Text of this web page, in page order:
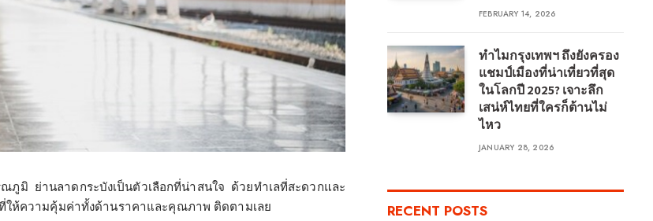
ภูมิ ย่านลาดกระบังเป็นตัวเลือกที่น่าสนใจ ด้วยทำเลที่สะดวกและ
ให้ความคุ้มค่าทั้งด้านราคาและคุณภาพ ติดตามเลย
FEBRUARY 14, 2026
ทำไมกรุงเทพฯ ถึงยังครอง
แชมป์เมืองที่น่าเที่ยวที่สุด
ในโลกปี 2025? เจาะลึก
เสน่ห์ไทยที่ใครก็ต้านไม่
ไหว
JANUARY 28, 2026
RECENT POSTS